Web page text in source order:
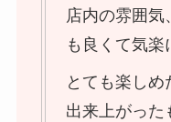
店内の雰囲気
も良くて気楽
とても楽しめ
出来上がった